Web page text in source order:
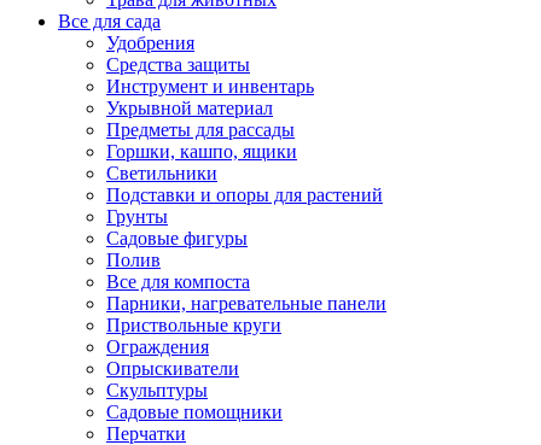
Все для сада
Удобрения
Средства защиты
Инструмент и инвентарь
Укрывной материал
Предметы для рассады
Горшки, кашпо, ящики
Светильники
Подставки и опоры для растений
Грунты
Садовые фигуры
Полив
Все для компоста
Парники, нагревательные панели
Приствольные круги
Ограждения
Опрыскиватели
Скульптуры
Садовые помощники
Перчатки